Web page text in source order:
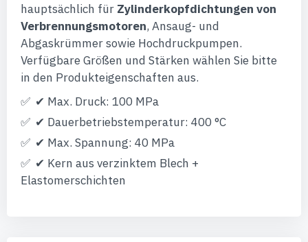
hauptsächlich für Zylinderkopfdichtungen von
Verbrennungsmotoren, Ansaug- und
Abgaskrümmer sowie Hochdruckpumpen.
Verfügbare Größen und Stärken wählen Sie bitte
in den Produkteigenschaften aus.
✔ Max. Druck: 100 MPa
✔ Dauerbetriebstemperatur: 400 °C
✔ Max. Spannung: 40 MPa
✔ Kern aus verzinktem Blech +
Elastomerschichten